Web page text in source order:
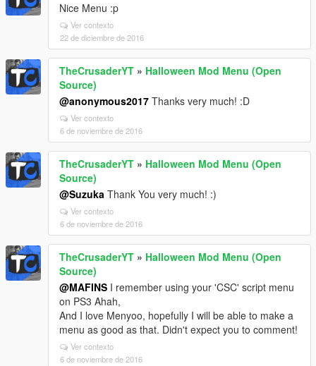
Nice Menu :p
Ver contexto
22 de diciembre de 2016
TheCrusaderYT » Halloween Mod Menu (Open
Source)
@anonymous2017 Thanks very much! :D
Ver contexto
6 de noviembre de 2016
TheCrusaderYT » Halloween Mod Menu (Open
Source)
@Suzuka Thank You very much! :)
Ver contexto
6 de noviembre de 2016
TheCrusaderYT » Halloween Mod Menu (Open
Source)
@MAFINS I remember using your 'CSC' script menu
on PS3 Ahah,
And I love Menyoo, hopefully I will be able to make a
menu as good as that. Didn't expect you to comment!
Ver contexto
6 de noviembre de 2016